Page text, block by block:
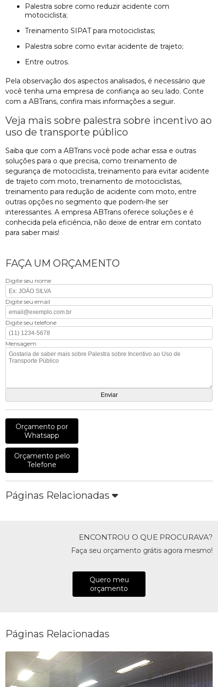
palestra sobre como reduzir acidente com
motociclista;
treinamento SIPAT para motociclistas;
palestra sobre como evitar acidente de trajeto;
entre outros.
Pela observação dos aspectos analisados, é necessário que
você tenha uma empresa de confiança ao seu lado. Conte
com a ABTrans, confira mais informações a seguir.
Veja mais sobre palestra sobre incentivo ao
uso de transporte público
Saiba que com a ABTrans você pode achar essa e outras
soluções para o que precisa, como treinamento de
segurança de motociclista, treinamento para evitar acidente
de trajeto com moto, treinamento de motociclistas,
treinamento para redução de acidente com moto, entre
outras opções no segmento que podem-lhe ser
interessantes. A empresa ABTrans oferece soluções e é
conhecida pela eficiência, não deixe de entrar em contato
para saber mais!
FAÇA UM ORÇAMENTO
Digite seu nome
Digite seu email
Digite seu telefone
Mensagem
Orçamento por
Whatsapp
Orçamento pelo
Telefone
Páginas Relacionadas
ENCONTROU O QUE PROCURAVA?
Faça seu orçamento grátis agora mesmo!
Quero meu
orçamento
Páginas Relacionadas